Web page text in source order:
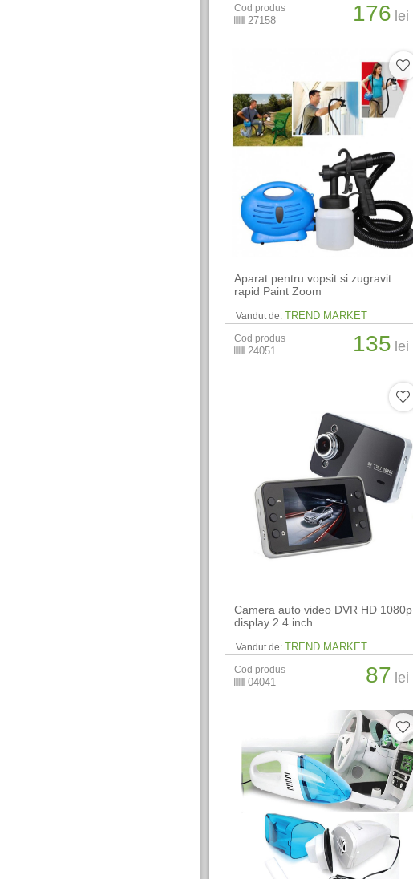
Cod produs
27158 176 lei
Aparat pentru vopsit si zugravit
rapid Paint Zoom
Vandut de: TREND MARKET
Cod produs
24051 135 lei
Camera auto video DVR HD 1080p
display 2.4 inch
Vandut de: TREND MARKET
Cod produs
04041 87 lei